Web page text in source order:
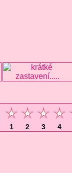
1 2 3 4